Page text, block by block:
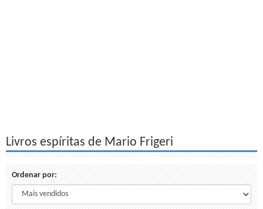
Livros espíritas de Mario Frigeri
Ordenar por: